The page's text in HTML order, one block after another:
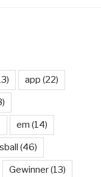
app (22)
em (14)
(46)
Gewinner(13)